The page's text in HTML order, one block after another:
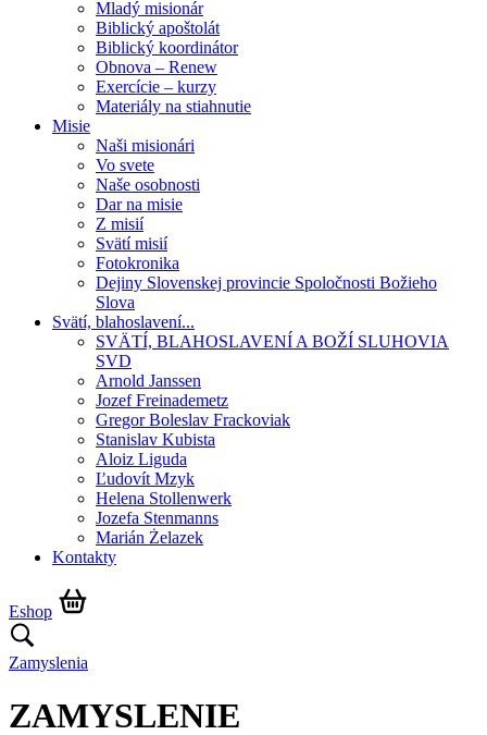
Mladý misionár
Biblický apoštolát
Biblický koordinátor
Obnova – Renew
Exercície – kurzy
Materiály na stiahnutie
Misie
Naši misionári
Vo svete
Naše osobnosti
Dar na misie
Z misií
Svätí misií
Fotokronika
Dejiny Slovenskej provincie Spoločnosti Božieho
Slova
Svätí, blahoslavení...
SVÄTÍ, BLAHOSLAVENÍ A BOŽÍ SLUHOVIA
SVD
Arnold Janssen
Jozef Freinademetz
Gregor Boleslav Frackoviak
Stanislav Kubista
Aloiz Liguda
Ľudovít Mzyk
Helena Stollenwerk
Jozefa Stenmanns
Marián Żelazek
Kontakty
Eshop
Zamyslenia
ZAMYSLENIE